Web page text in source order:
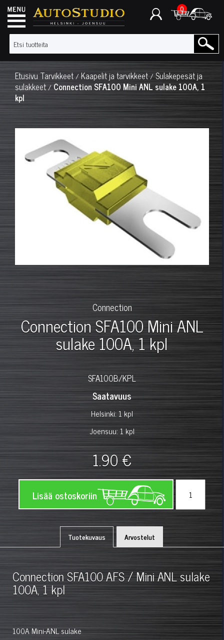
0
Etusivu Tarvikkeet/Kaapelit ja tarvikkeet/Sulakepesät ja
sulakkeet/Connection SFA100 Mini ANL sulake 100A, 1
kpl
Connection
Connection SFA100 Mini ANL
sulake 100A, 1 kpl
SFA100B/KPL
Saatavuus
Helsinki: 1 kpl
Joensuu: 1 kpl
1.90 €
Lisää ostoskoriin
Tuotekuvaus Arvostelut
Connection SFA100 AFS / Mini ANL sulake
100A, 1 kpl
100A Mini-ANL sulake